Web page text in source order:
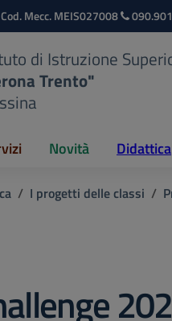
Cod. Mecc.MEIS027008
di Istruzione
Trento"
Novità Didattica
I progetti delle classi